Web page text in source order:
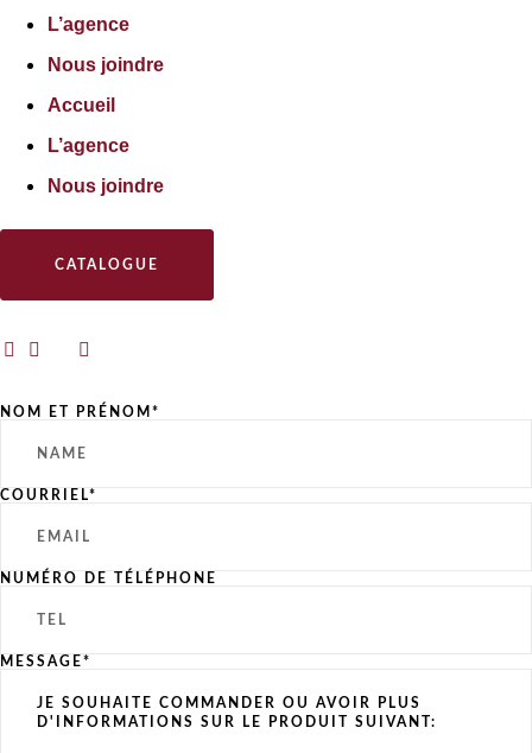
L’agence
Nous joindre
Accueil
L’agence
Nous joindre
CATALOGUE
NOM ET PRÉNOM*
COURRIEL*
NUMÉRO DE TÉLÉPHONE
MESSAGE*